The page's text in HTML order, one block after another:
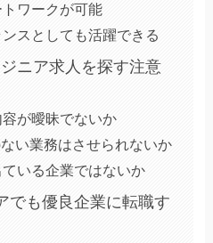
ワークが可能
スとしても活躍できる
ニア求人を探す注意
が曖昧でないか
い業務はさせられないか
いる企業ではないか
でも優良企業に転職す